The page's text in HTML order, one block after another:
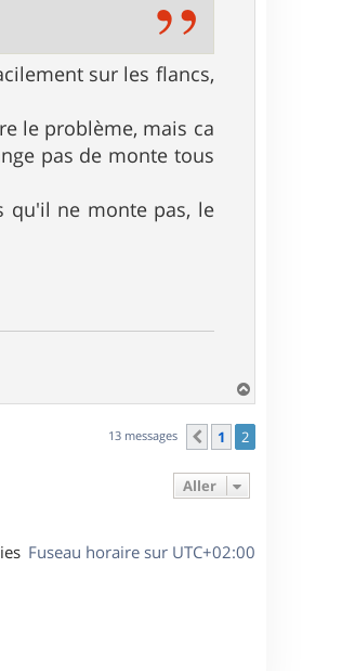
sur les flancs,
le problème, mais ca
pas de monte tous
qu'il ne monte pas, le
a
u
13 messages Précédent
1 2
Aller
Fuseau horaire sur UTC+02:00